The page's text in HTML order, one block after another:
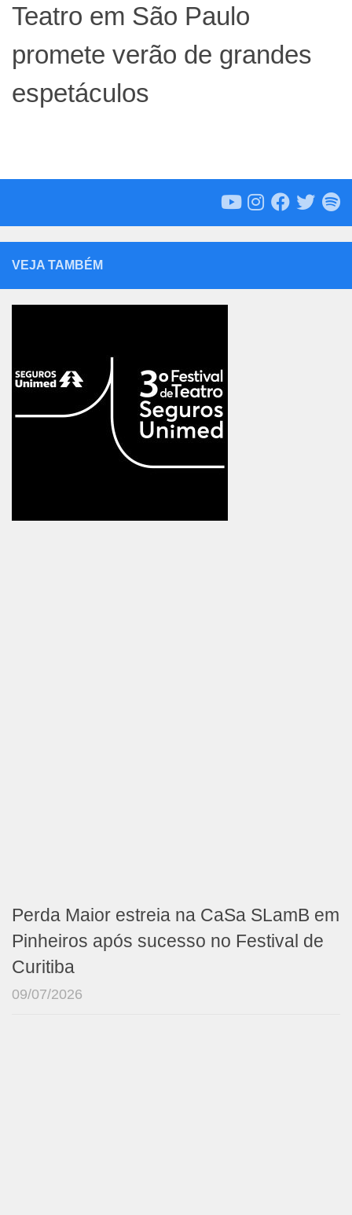
Teatro em São Paulo
promete verão de grandes
espetáculos
VEJA TAMBÉM
Perda Maior estreia na CaSa SLamB em
Pinheiros após sucesso no Festival de
Curitiba
09/07/2026